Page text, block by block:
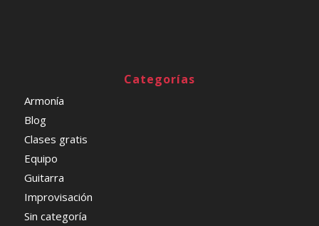
Categorías
Armonía
Blog
Clases gratis
Equipo
Guitarra
Improvisación
Sin categoría